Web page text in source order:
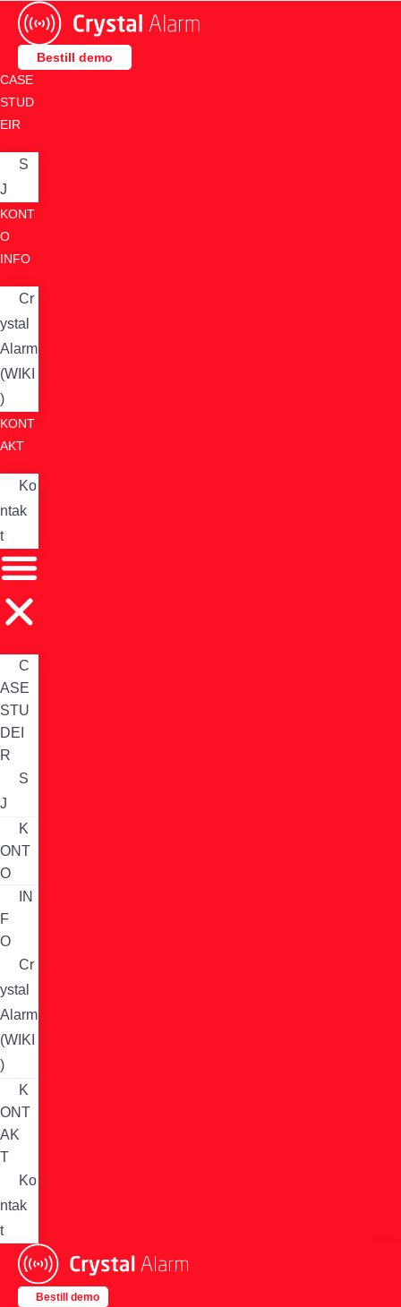
Skip
contentBestill demo
CASE
STUD
EIR
S
J
KONT
O
INFO
Cr
ystal
Alarm
(WIKI
)
KONT
AKT
Ko
ntak
t
C
ASE
STU
DEI
R
S
J
K
ONT
O
IN
F
O
Cr
ystal
Alarm
(WIKI
)
K
ONT
AK
T
Ko
ntak
t
Bestill demo